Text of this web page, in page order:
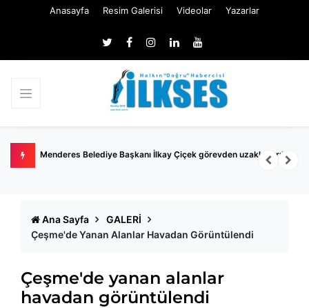
Anasayfa Resim Galerisi Videolar Yazarlar
Menderes Belediye Başkanı İlkay Çiçek görevden uzaklaştırıldı
Ana Sayfa
GALERİ
Çeşme'de Yanan Alanlar Havadan Görüntülendi
Çeşme'de yanan alanlar
havadan görüntülendi